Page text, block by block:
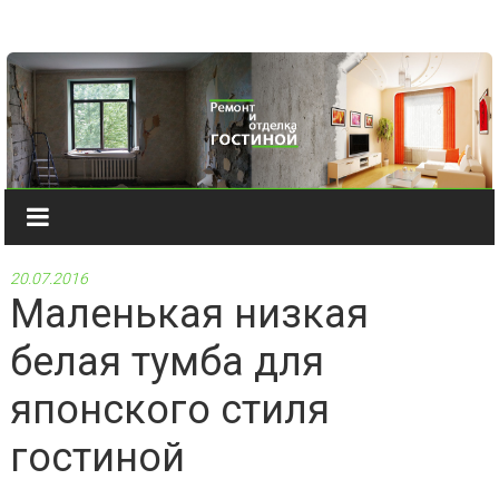
20.07.2016
Маленькая низкая
белая тумба для
японского стиля
гостиной